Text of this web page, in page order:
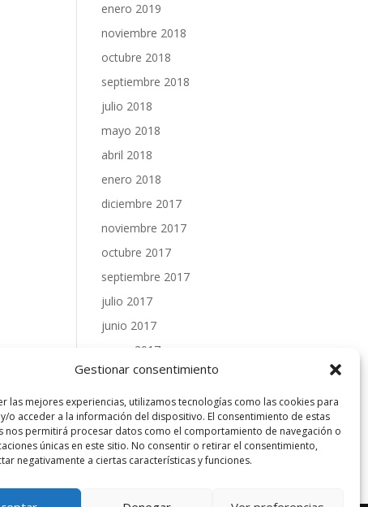
Gestionar consentimiento
las mejores experiencias, utilizamos tecnologías como las cookies para
o acceder a la información del dispositivo. El consentimiento de estas
nos permitirá procesar datos como el comportamiento de navegación o
únicas en este sitio. No consentir o retirar el consentimiento,
negativamente a ciertas características y funciones.
enero 2019
noviembre 2018
octubre 2018
septiembre 2018
julio 2018
mayo 2018
abril 2018
enero 2018
diciembre 2017
noviembre 2017
octubre 2017
septiembre 2017
julio 2017
junio 2017
mayo 2017
abril 2017
marzo 2017
febrero 2017
enero 2017